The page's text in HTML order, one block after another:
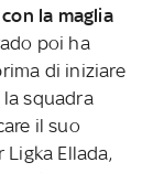
la maglia
poi ha
di iniziare
la squadra
il suo
Ellada,